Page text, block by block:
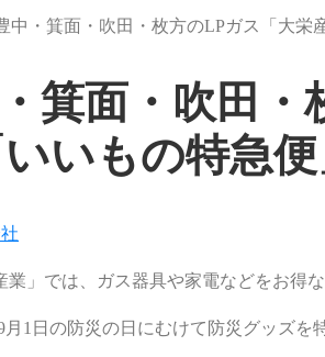
中・箕面・吹田・枚方のLPガス「大
箕面・吹田
いもの特急
」では、ガス器具や家電などをお得
1日の防災の日にむけて防災グッズを